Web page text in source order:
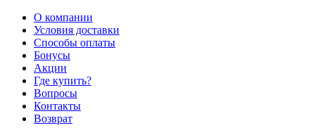
О компании
Условия доставки
Способы оплаты
Бонусы
Акции
Где купить?
Вопросы
Контакты
Возврат